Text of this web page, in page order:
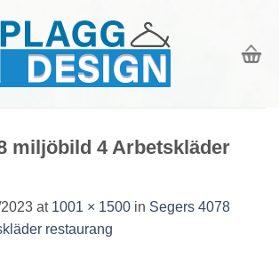
miljöbild 4 Arbetskläder
at 1001 × 1500 in Segers 4078
restaurang